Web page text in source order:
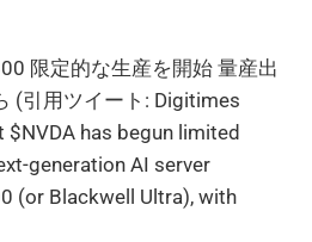
限定的な生産を開始 量産出
(引用ツイート: Digitimes
has begun limited
generation AI server
(or Blackwell Ultra), with